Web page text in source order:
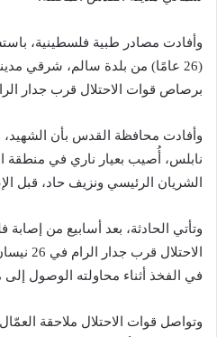
وأفادت مصادر طبية فلسطينية،
(26 عامًا) من بلدة سالم، شرقي
برصاص قوات الاحتلال قرب جدار
وأفادت محافظة القدس بأن
نابلس، أُصيب بعيار ناري في منطقة
الشريان الرئيسي ونزيف حاد، قبل
وتأتي الحادثة، بعد أسابيع من
في الفخذ أثناء محاولته الوصول
وتواصل قوات الاحتلال ملاحقة